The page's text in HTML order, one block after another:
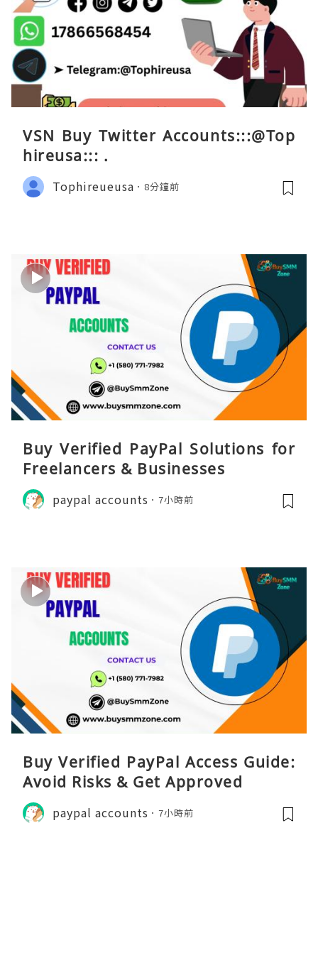
VSN Buy Twitter Accounts:::@Top
hireusa::: .
Tophireueusa 8分鐘前
Buy Verified PayPal Solutions for
Freelancers & Businesses
paypal accounts 7小時前
Buy Verified PayPal Access Guide:
Avoid Risks & Get Approved
paypal accounts 7小時前